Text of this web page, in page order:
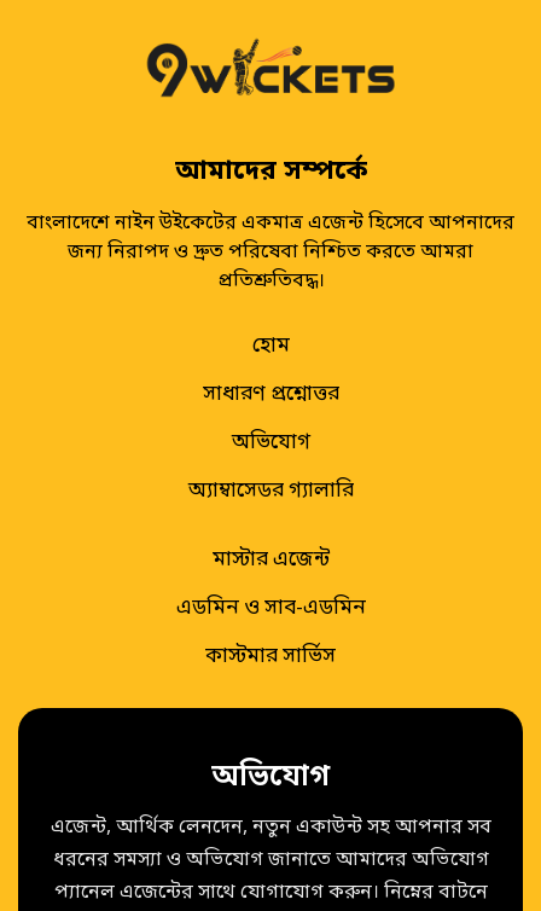
আমাদের সম্পর্কে
বাংলাদেশে নাইন উইকেটের একমাত্র এজেন্ট হিসেবে আপনাদের
জন্য নিরাপদ ও দ্রুত পরিষেবা নিশ্চিত করতে আমরা
প্রতিশ্রুতিবদ্ধ।
হোম
সাধারণ প্রশ্নোত্তর
অভিযোগ
অ্যাম্বাসেডর গ্যালারি
মাস্টার এজেন্ট
এডমিন ও সাব-এডমিন
কাস্টমার সার্ভিস
অভিযোগ
এজেন্ট, আর্থিক লেনদেন, নতুন একাউন্ট সহ আপনার সব
ধরনের সমস্যা ও অভিযোগ জানাতে আমাদের অভিযোগ
প্যানেল এজেন্টের সাথে যোগাযোগ করুন। নিম্নের বাটনে